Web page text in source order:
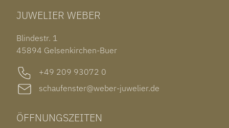
OHRSCHMUCK
OUT OF COLLECTION
ROLEX SUBMARINER DATE
GARMIN VENU 3S
JUWELIER WEBER
Blindestr. 1
45894 Gelsenkirchen-Buer
+49 209 93072 0
schaufenster@weber-juwelier.de
ÖFFNUNGSZEITEN